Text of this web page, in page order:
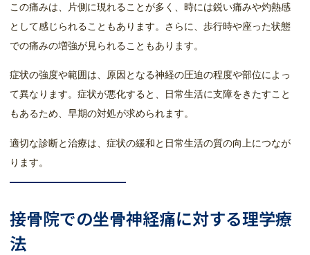
この痛みは、片側に現れることが多く、時には鋭い痛みや灼熱感
として感じられることもあります。さらに、歩行時や座った状態
での痛みの増強が見られることもあります。
症状の強度や範囲は、原因となる神経の圧迫の程度や部位によっ
て異なります。症状が悪化すると、日常生活に支障をきたすこと
もあるため、早期の対処が求められます。
適切な診断と治療は、症状の緩和と日常生活の質の向上につなが
ります。
接骨院での坐骨神経痛に対する理学療
法